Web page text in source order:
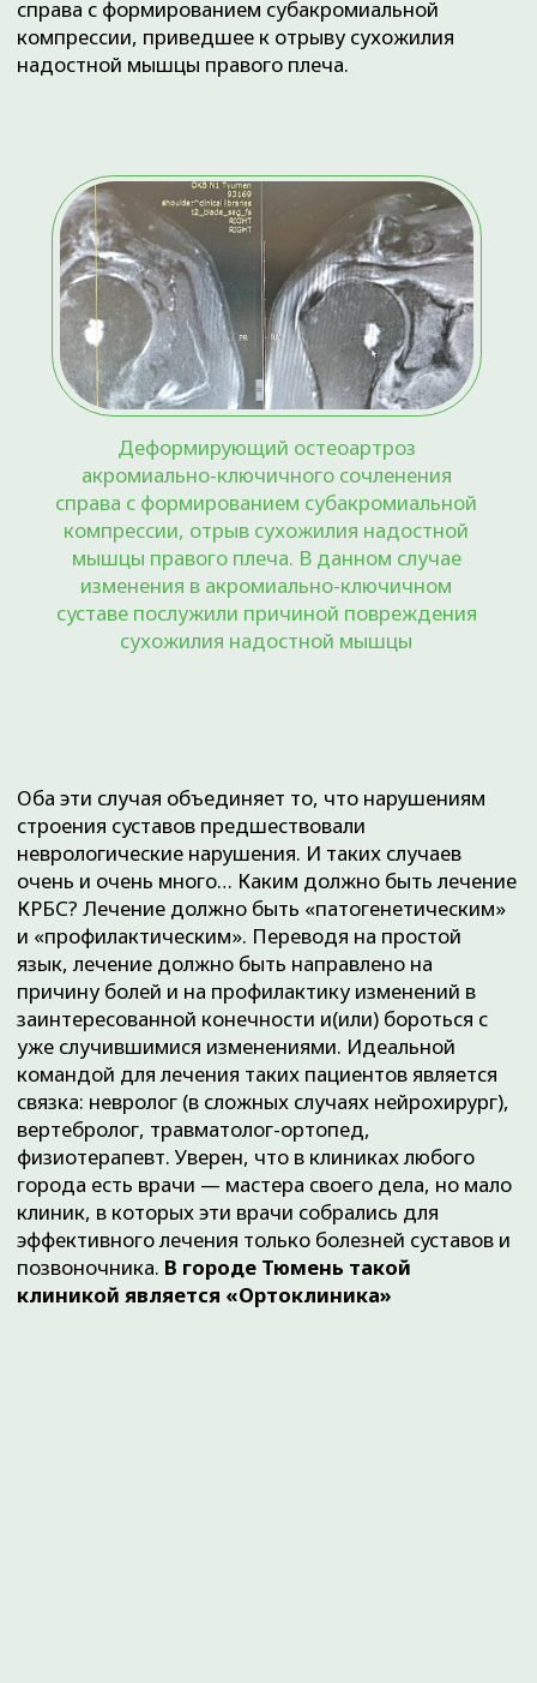
ОСТАЛИСЬ ВОПРОСЫ?
Оставьте свои данные, и наш администратор
свяжется с вами для подбора удобного времени.
ЖДУ ЗВОНКА
Нажимая на кнопку ЖДУ ЗВОНКА,
вы даетеСогласие на обработку
персональных данныхи
Пользовательское
соглашение.
О клинике:
Преимущества
Наши акции
Наши цены
Лицензии
Пациентам
Что лечим:
Артриты
Артрозы
Грыжи позвоночника
Hallux valgus
Повреждения связок
Синовиты
Травмы
Наши направления
Наши партнеры
Повреждения менисков
Правовая и
юридическая
информация